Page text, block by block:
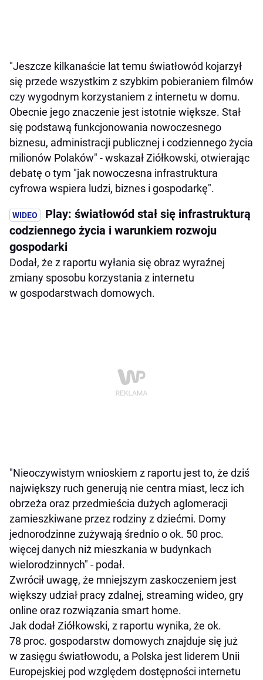
"Jeszcze kilkanaście lat temu światłowód kojarzył
się przede wszystkim z szybkim pobieraniem filmów
czy wygodnym korzystaniem z internetu w domu.
Obecnie jego znaczenie jest istotnie większe. Stał
się podstawą funkcjonowania nowoczesnego
biznesu, administracji publicznej i codziennego życia
milionów Polaków" - wskazał Ziółkowski, otwierając
debatę o tym "jak nowoczesna infrastruktura
cyfrowa wspiera ludzi, biznes i gospodarkę".
Play: światłowód stał się infrastrukturą
codziennego życia i warunkiem rozwoju
gospodarki
Dodał, że z raportu wyłania się obraz wyraźnej
zmiany sposobu korzystania z internetu
w gospodarstwach domowych.
"Nieoczywistym wnioskiem z raportu jest to, że dziś
największy ruch generują nie centra miast, lecz ich
obrzeża oraz przedmieścia dużych aglomeracji
zamieszkiwane przez rodziny z dziećmi. Domy
jednorodzinne zużywają średnio o ok. 50 proc.
więcej danych niż mieszkania w budynkach
wielorodzinnych" - podał.
Zwrócił uwagę, że mniejszym zaskoczeniem jest
większy udział pracy zdalnej, streaming wideo, gry
online oraz rozwiązania smart home.
Jak dodał Ziółkowski, z raportu wynika, że ok.
78 proc. gospodarstw domowych znajduje się już
w zasięgu światłowodu, a Polska jest liderem Unii
Europejskiej pod względem dostępności internetu